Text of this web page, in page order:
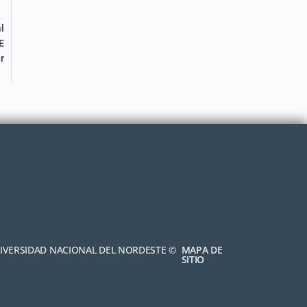
NACIONAL DEL NORDESTE © MAPA DE
SITIO